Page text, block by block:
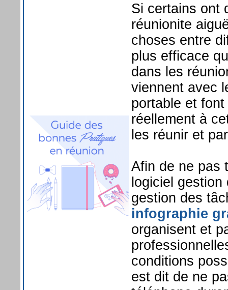
Si certains ont
réunionite
choses entre
plus efficace
dans les
viennent avec
portable et
réellement à
les réunir et
Afin de ne pas
logiciel
gestion des
infographie
organisent et
conditions
est dit de ne